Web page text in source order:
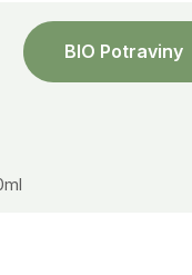
BIO Potraviny